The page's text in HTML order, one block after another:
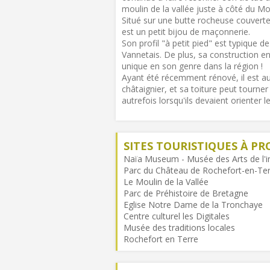
moulin de la vallée juste à côté du
Situé sur une butte rocheuse
est un petit bijou de maçonnerie.
Son profil "à petit pied" est typique
Vannetais. De plus, sa construction
unique en son genre dans la région !
Ayant été récemment rénové, il est
châtaignier, et sa toiture peut
autrefois lorsqu'ils devaient orienter
SITES TOURISTIQUES À
Naïa Museum - Musée des Arts de
Parc du Château de Rochefort-en-
Le Moulin de la Vallée
Parc de Préhistoire de Bretagne
Eglise Notre Dame de la Tronchaye
Centre culturel les Digitales
Musée des traditions locales
Rochefort en Terre